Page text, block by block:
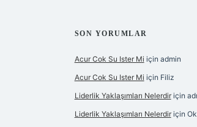
SON YORUMLAR
Acur Cok Su Ister Mi için admin
Acur Cok Su Ister Mi için Filiz
Liderlik Yaklaşımları Nelerdiriçin
Liderlik Yaklaşımları Nelerdiriçin